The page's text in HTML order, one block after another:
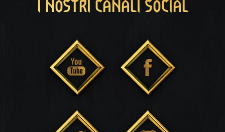
I NOSTRI CANALI SOCIAL